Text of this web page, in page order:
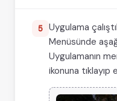
5 Uygulama
Menüsünde
Uygulamanın
ikonuna tıklayıp